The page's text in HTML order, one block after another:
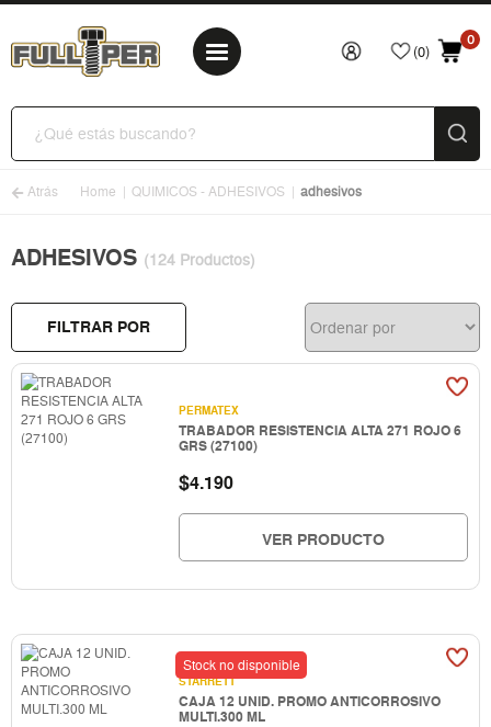
(0)
0
Atrás Home QUIMICOS - ADHESIVOS adhesivos
ADHESIVOS (124 Productos)
FILTRAR POR
PERMATEX
TRABADOR RESISTENCIA ALTA 271 ROJO 6
GRS (27100)
$4.190
VER PRODUCTO
Stock no disponible
STARRETT
CAJA 12 UNID. PROMO ANTICORROSIVO
MULTI.300 ML